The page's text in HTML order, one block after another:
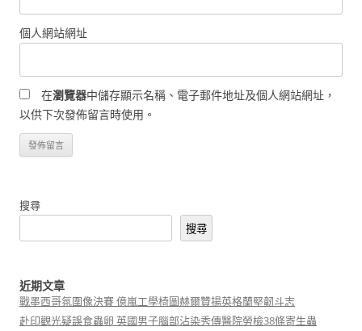
個人網站網址
在瀏覽器中儲存顯示名稱、電子郵件地址及個人網站網址，
以供下次發佈留言時使用。
搜尋
搜尋
近期文章
戰墨西哥氛圍像決賽 億嵐工學椅圖赫爾贊揚英格蘭堅韌斗志
赴印觀光疑誤食蟲卵 英國男子腦部沾染秀傳醫院勞檢38條寄生蟲